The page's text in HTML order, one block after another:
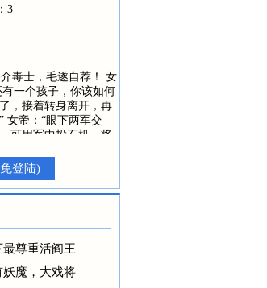
3
毒士，毛遂自荐！ 女
一个孩子，你该如何
，接着转身离开，再
女帝：“眼下两军交
可用军中投石机，将
，最强毒士，女帝直
登陆)
尊重活阎王
魔，大戏将